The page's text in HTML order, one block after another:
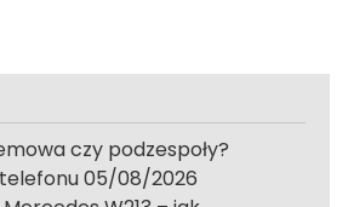
czy podzespoły?
05/08/2026